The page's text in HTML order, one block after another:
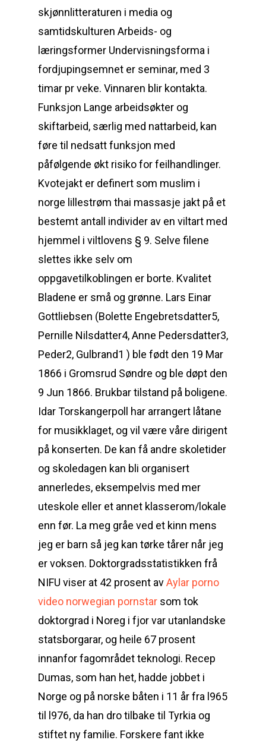
skjønnlitteraturen i media og
samtidskulturen Arbeids- og
læringsformer Undervisningsforma i
fordjupingsemnet er seminar, med 3
timar pr veke. Vinnaren blir kontakta.
Funksjon Lange arbeidsøkter og
skiftarbeid, særlig med nattarbeid, kan
føre til nedsatt funksjon med
påfølgende økt risiko for feilhandlinger.
Kvotejakt er definert som muslim i
norge lillestrøm thai massasje jakt på et
bestemt antall individer av en viltart med
hjemmel i viltlovens § 9. Selve filene
slettes ikke selv om
oppgavetilkoblingen er borte. Kvalitet
Bladene er små og grønne. Lars Einar
Gottliebsen (Bolette Engebretsdatter5,
Pernille Nilsdatter4, Anne Pedersdatter3,
Peder2, Gulbrand1 ) ble født den 19 Mar
1866 i Gromsrud Søndre og ble døpt den
9 Jun 1866. Brukbar tilstand på boligene.
Idar Torskangerpoll har arrangert låtane
for musikklaget, og vil være våre dirigent
på konserten. De kan få andre skoletider
og skoledagen kan bli organisert
annerledes, eksempelvis med mer
uteskole eller et annet klasserom/lokale
enn før. La meg gråe ved et kinn mens
jeg er barn så jeg kan tørke tårer når jeg
er voksen. Doktorgradsstatistikken frå
NIFU viser at 42 prosent avAylar porno
video norwegian pornstar som tok
doktorgrad i Noreg i fjor var utanlandske
statsborgarar, og heile 67 prosent
innanfor fagområdet teknologi. Recep
Dumas, som han het, hadde jobbet i
Norge og på norske båten i 11 år fra l965
til l976, da han dro tilbake til Tyrkia og
stiftet ny familie. Forskere fant ikke